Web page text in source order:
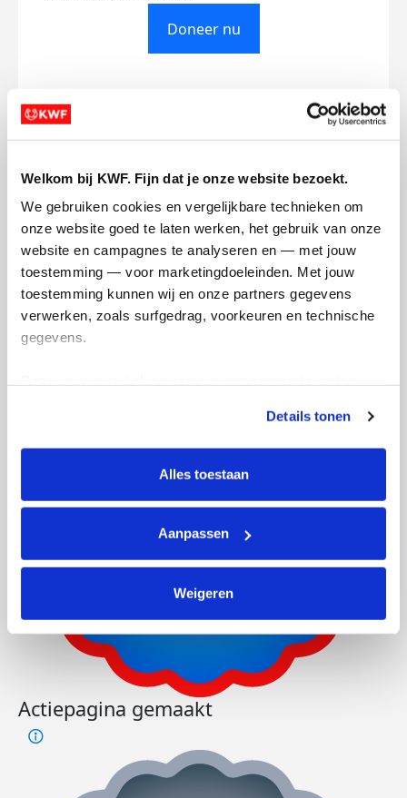
Welkom bij KWF. Fijn dat je onze website bezoekt.
We gebruiken cookies en vergelijkbare technieken om
onze website goed te laten werken, het gebruik van onze
website en campagnes te analyseren en — met jouw
toestemming — voor marketingdoeleinden. Met jouw
toestemming kunnen wij en onze partners gegevens
verwerken, zoals surfgedrag, voorkeuren en technische
gegevens.
tonen. Je kunt je toestemming op elk moment wijzigen of
intrekken via Cookie instellingen onderaan de pagina. De
lijst met cookies is te vinden in het tabblad “details”.
Details tonen
Alles toestaan
Aanpassen
Weigeren
Doneer nu
Opgehaald Streefbedrag
Doneer
Rense's badges
Actiepagina gemaakt